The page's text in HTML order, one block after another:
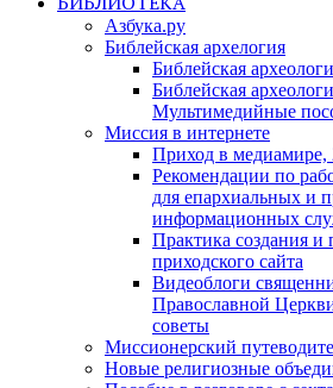
Азбука.ру
Библейская архелогия
Библейская
Библейская
Мультимедийные
Миссия в интернете
Приход в медиамире,
Рекомендации по
для епархиальных и
информационных
Практика создания и
приходского сайта
Видеоблоги
Православной
советы
Миссионерский
Новые религиозные